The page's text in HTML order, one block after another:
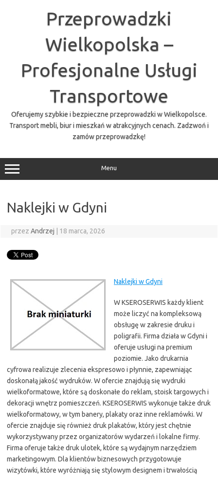
Przeprowadzki
Wielkopolska –
Profesjonalne Usługi
Transportowe
Oferujemy szybkie i bezpieczne przeprowadzki w Wielkopolsce.
Transport mebli, biur i mieszkań w atrakcyjnych cenach. Zadzwoń i
zamów przeprowadzkę!
Menu
Naklejki w Gdyni
przez Andrzej 18 marca, 2026
Naklejki w Gdyni
W KSEROSERWIS każdy klient
może liczyć na kompleksową
obsługę w zakresie druku i
poligrafii. Firma działa w Gdyni i
oferuje usługi na premium
poziomie. Jako drukarnia
cyfrowa realizuje zlecenia ekspresowo i płynnie, zapewniając
doskonałą jakość wydruków. W ofercie znajdują się wydruki
wielkoformatowe, które są doskonałe do reklam, stoisk targowych i
dekoracji wnętrz pomieszczeń. KSEROSERWIS wykonuje także druk
wielkoformatowy, w tym banery, plakaty oraz inne reklamówki. W
ofercie znajduje się również druk plakatów, który jest chętnie
wykorzystywany przez organizatorów wydarzeń i lokalne firmy.
Firma oferuje także druk ulotek, które są wydajnym narzędziem
marketingowym. Dla klientów biznesowych przygotowuje
wizytówki, które wyróżniają się stylowym designem i trwałością